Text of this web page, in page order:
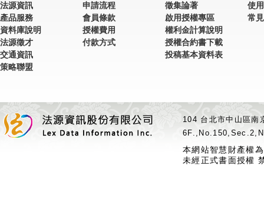
法源資訊
產品服務
資料庫說明
法源徵才
交通資訊
策略聯盟
申請流程
會員條款
授權費用
付款方式
徵集論著
啟用授權專區
權利金計算說明
授權合約書下載
投稿基本資料表
使
常
104 台北市中山區
本網站智慧財產權
未經正式書面授權